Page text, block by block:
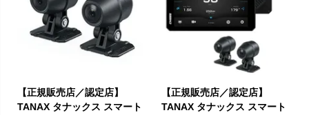
【正規販売店／認定店】
TANAX タナックス スマート
【正規販売店／認定店】
TANAX タナックス スマート